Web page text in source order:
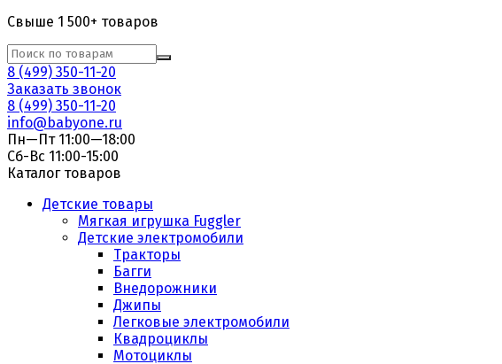
Свыше 1 500+ товаров
8 (499) 350-11-20
Заказать звонок
8 (499) 350-11-20
info@babyone.ru
Пн—Пт 11:00—18:00
Сб-Вс 11:00-15:00
Каталог товаров
Детские товары
Мягкая игрушка Fuggler
Детские электромобили
Тракторы
Багги
Внедорожники
Джипы
Легковые электромобили
Квадроциклы
Мотоциклы